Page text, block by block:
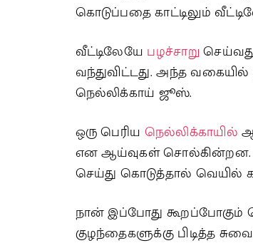
கொடுப்பதை காட்டிலும்
வீட்டிலேயே பழச்சாறு
வந்துவிட்டது. அந்த
நெல்லிக்காய் ஜூஸ்.
ஒரு பெரிய நெல்லிக்காயில்
என ஆய்வுகள் சொல்கின்றன.
செய்து கொடுத்தால் வெயில்
நான் இப்போது கூறப்போகும்
குழந்தைகளுக்கு பிடித்த